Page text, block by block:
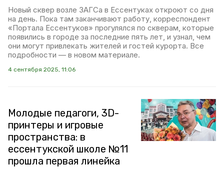
Новый сквер возле ЗАГСа в Ессентуках откроют со дня
на день. Пока там заканчивают работу, корреспондент
«Портала Ессентуков» прогулялся по скверам, которые
появились в городе за последние пять лет, и узнал, чем
они могут привлекать жителей и гостей курорта. Все
подробности — в новом материале.
4 сентября 2025, 11:06
Молодые педагоги, 3D-
принтеры и игровые
пространства: в
ессентукской школе №11
прошла первая линейка